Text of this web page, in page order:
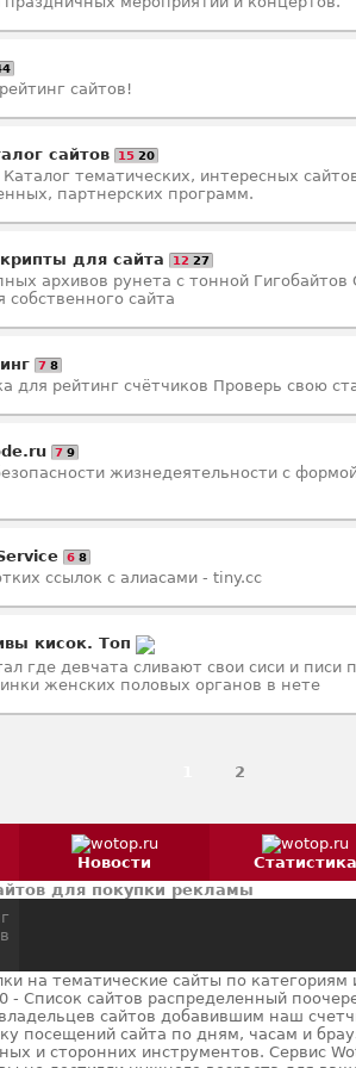
сайтов!
сайтов 15 20
тематических, интересных
партнерских программ.
для сайта 12 27
архивов рунета с тонной
собственного сайта
7 8
для рейтинг счётчиков Проверь свою
7 9
жизнедеятельности с
6 8
ссылок с алиасами - tiny.cc
кисок. Топ
где девчата сливают свои сиси и писи
женских половых органов в нете
2
Новости Статистика
для покупки рекламы
на тематические сайты по категориям
- Список сайтов распределенный
сайтов добавившим наш
посещений сайта по дням, часам и
и сторонних инструментов. Сервис